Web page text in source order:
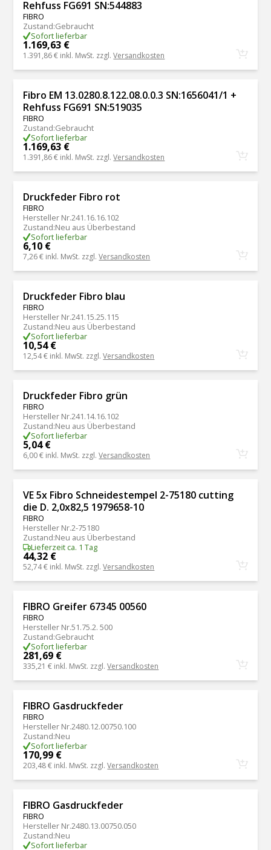
Rehfuss FG691 SN:544883
FIBRO
Zustand:Gebraucht
Sofort lieferbar
1.169,63 €
1.391,86 € inkl. MwSt. zzgl.Versandkosten
Fibro EM 13.0280.8.122.08.0.0.3 SN:1656041/1 +
Rehfuss FG691 SN:519035
FIBRO
Zustand:Gebraucht
Sofort lieferbar
1.169,63 €
1.391,86 € inkl. MwSt. zzgl.Versandkosten
Druckfeder Fibro rot
FIBRO
Hersteller Nr.241.16.16.102
Zustand:Neu aus Überbestand
Sofort lieferbar
6,10 €
7,26 € inkl. MwSt. zzgl.Versandkosten
Druckfeder Fibro blau
FIBRO
Hersteller Nr.241.15.25.115
Zustand:Neu aus Überbestand
Sofort lieferbar
10,54 €
12,54 € inkl. MwSt. zzgl.Versandkosten
Druckfeder Fibro grün
FIBRO
Hersteller Nr.241.14.16.102
Zustand:Neu aus Überbestand
Sofort lieferbar
5,04 €
6,00 € inkl. MwSt. zzgl.Versandkosten
VE 5x Fibro Schneidestempel 2-75180 cutting
die D. 2,0x82,5 1979658-10
FIBRO
Hersteller Nr.2-75180
Zustand:Neu aus Überbestand
Lieferzeit ca. 1 Tag
44,32 €
52,74 € inkl. MwSt. zzgl.Versandkosten
FIBRO Greifer 67345 00560
FIBRO
Hersteller Nr.51.75.2. 500
Zustand:Gebraucht
Sofort lieferbar
281,69 €
335,21 € inkl. MwSt. zzgl.Versandkosten
FIBRO Gasdruckfeder
FIBRO
Hersteller Nr.2480.12.00750.100
Zustand:Neu
Sofort lieferbar
170,99 €
203,48 € inkl. MwSt. zzgl.Versandkosten
FIBRO Gasdruckfeder
FIBRO
Hersteller Nr.2480.13.00750.050
Zustand:Neu
Sofort lieferbar